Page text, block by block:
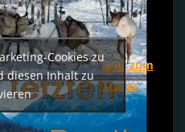
Link zum
Trailer
Cookies zu
diesen Inhalt zu